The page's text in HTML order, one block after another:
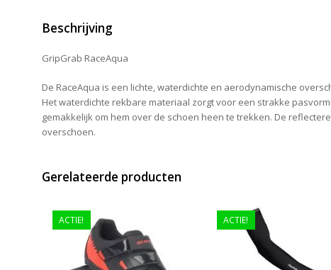
Beschrijving
GripGrab RaceAqua
De RaceAqua is een lichte, waterdichte en aerodynamische
Het waterdichte rekbare materiaal zorgt voor een strakke
gemakkelijk om hem over de schoen heen te trekken. De
overschoen.
Gerelateerde producten
ACTIE! ACTIE!